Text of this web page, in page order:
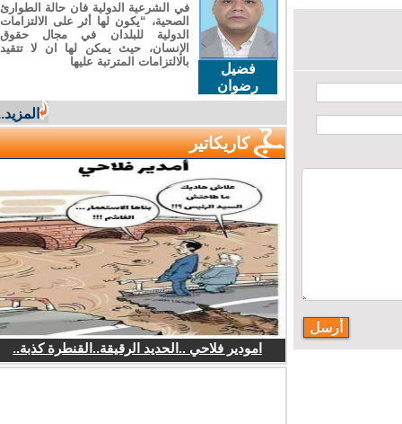
فضيل
رضوان
في الشرعية الدولية فان حالة الطوارئ
الصحية، “يكون لها أثر على الالتزامات
الدولية للبلدان في مجال حقوق
الإنسان، حيث يمكن لها ان لا تتقيد
بالالتزامات المترتبة عليها
المزيد...
كاريكاتير
امودير فلاحي ..الحديد الرقيقة..القنطرة كذبة..